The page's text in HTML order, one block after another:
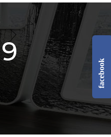
facebook